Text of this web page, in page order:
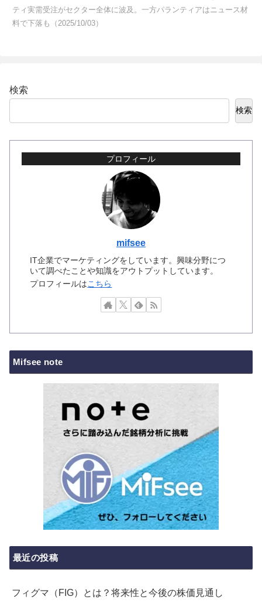
ティ実需受注がセクター全体に波及。一方パランティアはニュース材
料で下落も（2025/10/03）
検索
検索
プロフィール
mifsee
IT企業でマーケティングをしています。興味分野につ
いて調べたことや知識をアウトプットしています。
プロフィールはこちら
Mifsee note
最近の投稿
フィグマ（FIG）とは？将来性と今後の株価見通し